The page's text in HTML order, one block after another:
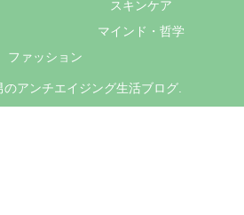
スキンケア
マインド・哲学
ファッション
アンチエイジング生活ブログ.